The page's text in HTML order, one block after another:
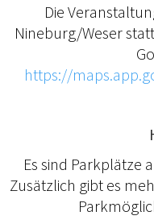
Die
Nineburg/Weser
https://
Es sind Parkplätze
Zusätzlich gibt es